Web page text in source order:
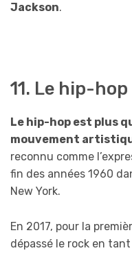
Jackson.
11. Le hip-hop
Le hip-hop est plus
mouvement
reconnu comme
fin des années 1960
New York.
En 2017, pour la
dépassé le rock en